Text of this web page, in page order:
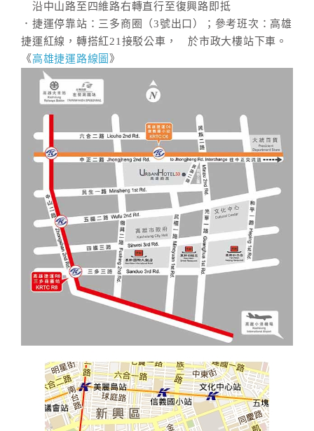
沿中山路至四維路右轉直行至復興路即抵
．捷運停靠站：三多商圈（3號出口）；參考班次：高雄
捷運紅線，轉搭紅21接駁公車， 於市政大樓站下車。
《高雄捷運路線圖 》